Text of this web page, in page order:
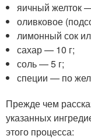
яичный желток
оливковое
лимонный сок
сахар — 10 г;
соль — 5 г;
специи — по
Прежде чем
указанных
этого процесса: